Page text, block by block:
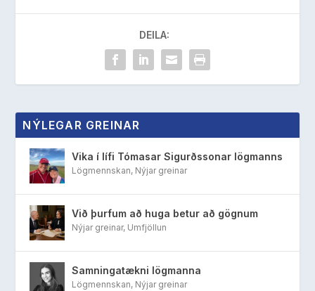
DEILA:
NÝLEGAR GREINAR
Vika í lífi Tómasar Sigurðssonar lögmanns
Lögmennskan, Nýjar greinar
Við þurfum að huga betur að gögnum
Nýjar greinar, Umfjöllun
Samningatækni lögmanna
Lögmennskan, Nýjar greinar